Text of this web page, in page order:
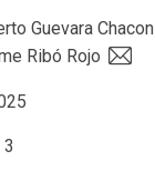
Guevara Chacon
Ribó Rojo
3